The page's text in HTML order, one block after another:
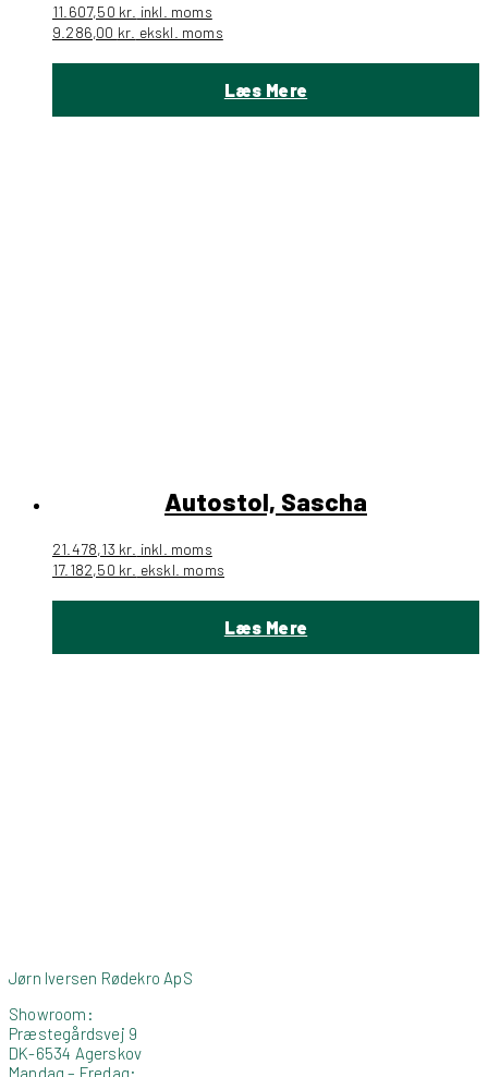
11.607,50 kr. inkl. moms
9.286,00 kr. ekskl. moms
Læs Mere
Autostol, Sascha
21.478,13 kr. inkl. moms
17.182,50 kr. ekskl. moms
Læs Mere
Jørn Iversen Rødekro ApS
Showroom:
Præstegårdsvej 9
DK-6534 Agerskov
Mandag – Fredag: